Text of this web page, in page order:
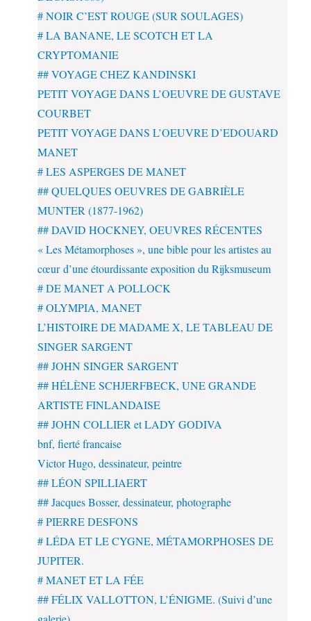
# NOIR C’EST ROUGE (SUR SOULAGES)
# LA BANANE, LE SCOTCH ET LA
CRYPTOMANIE
## VOYAGE CHEZ KANDINSKI
PETIT VOYAGE DANS L’OEUVRE DE GUSTAVE
COURBET
PETIT VOYAGE DANS L’OEUVRE D’EDOUARD
MANET
# LES ASPERGES DE MANET
## QUELQUES OEUVRES DE GABRIÈLE
MUNTER (1877-1962)
## DAVID HOCKNEY, OEUVRES RÉCENTES
« Les Métamorphoses », une bible pour les artistes au
cœur d’une étourdissante exposition du Rijksmuseum
# DE MANET A POLLOCK
# OLYMPIA, MANET
L’HISTOIRE DE MADAME X, LE TABLEAU DE
SINGER SARGENT
## JOHN SINGER SARGENT
## HÉLÈNE SCHJERFBECK, UNE GRANDE
ARTISTE FINLANDAISE
## JOHN COLLIER et LADY GODIVA
bnf, fierté francaise
Victor Hugo, dessinateur, peintre
## LÉON SPILLIAERT
## Jacques Bosser, dessinateur, photographe
# PIERRE DESFONS
# LÉDA ET LE CYGNE, MÉTAMORPHOSES DE
JUPITER.
# MANET ET LA FÉE
## FÉLIX VALLOTTON, L’ÉNIGME. (Suivi d’une